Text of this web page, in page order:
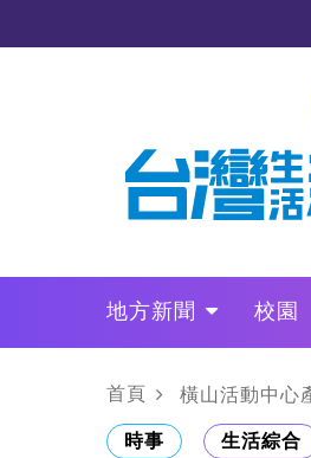
地方新聞 校園
政治
財經 LO
首頁 橫山活動中心
時事 生活綜合